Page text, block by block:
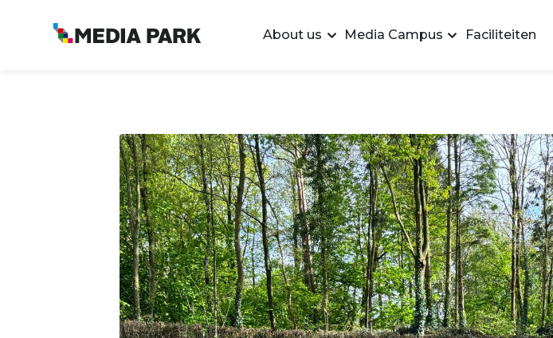
About us Media Campus Faciliteiten